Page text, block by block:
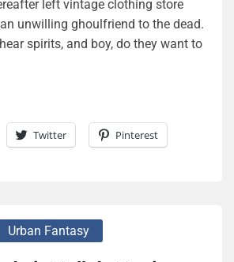
left vintage clothing store
unwilling ghoulfriend to the dead.
spirits, and boy, do they want to
Twitter Pinterest
Urban Fantasy